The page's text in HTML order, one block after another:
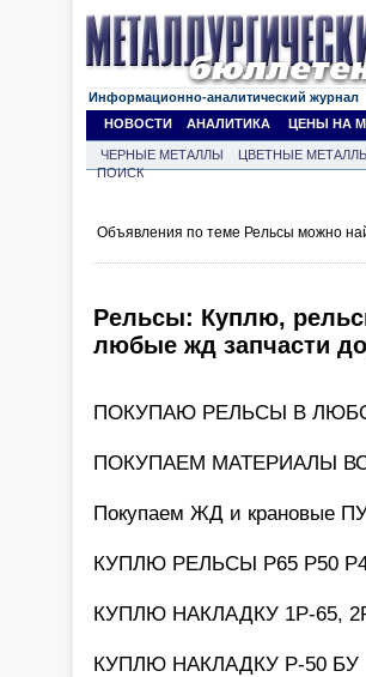
Информационно-аналитический журнал
НОВОСТИ
АНАЛИТИКА ЦЕНЫ НА
ЧЕРНЫЕ МЕТАЛЛЫ ЦВЕТНЫЕ
ПОИСК
Объявления по теме Рельсы можно
Рельсы: Куплю,
любые жд запчасти
ПОКУПАЮ РЕЛЬСЫ В
ПОКУПАЕМ МАТЕРИАЛЫ
Покупаем ЖД и крановые
КУПЛЮ РЕЛЬСЫ Р65 Р50
КУПЛЮ НАКЛАДКУ 1Р-65,
КУПЛЮ НАКЛАДКУ Р-50 БУ